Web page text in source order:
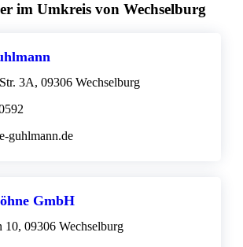
im Umkreis von Wechselburg
3A, 09306 Wechselburg
guhlmann.de
GmbH
10, 09306 Wechselburg